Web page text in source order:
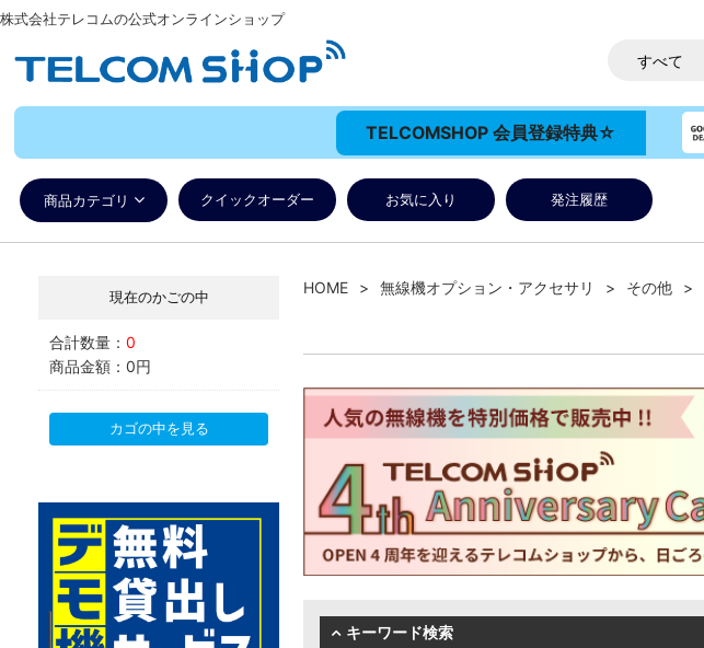
株式会社テレコムの公式オンラインショップ
TELCOMSHOP 会員登録特典☆
商品カテゴリ クイックオーダー お気に入り 発注履歴
現在のかごの中
合計数量： 0
商品金額： 0円
カゴの中を見る
HOME 無線機オプション・アクセサリ その他
キーワード検索